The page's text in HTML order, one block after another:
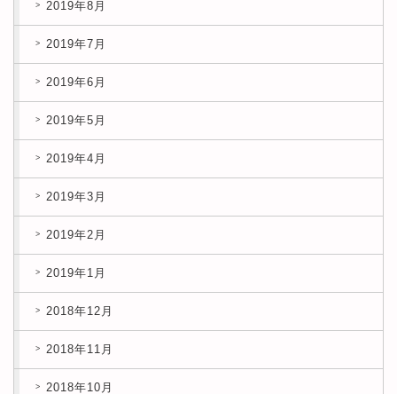
2019年8月
2019年7月
2019年6月
2019年5月
2019年4月
2019年3月
2019年2月
2019年1月
2018年12月
2018年11月
2018年10月